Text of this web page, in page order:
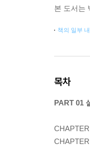
본 도서는
책의 일부
목차
PART 01